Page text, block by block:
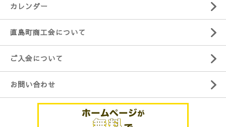
カレンダー
直島町商工会について
ご入会について
お問い合わせ